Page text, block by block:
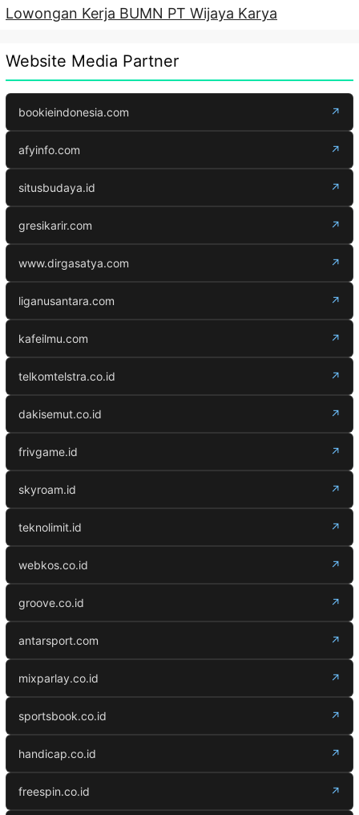
Lowongan Kerja BUMN PT Wijaya Karya
Website Media Partner
bookieindonesia.com ↗
afyinfo.com ↗
situsbudaya.id ↗
gresikarir.com ↗
www.dirgasatya.com ↗
liganusantara.com ↗
kafeilmu.com ↗
telkomtelstra.co.id ↗
dakisemut.co.id ↗
frivgame.id ↗
skyroam.id ↗
teknolimit.id ↗
webkos.co.id ↗
groove.co.id ↗
antarsport.com ↗
mixparlay.co.id ↗
sportsbook.co.id ↗
handicap.co.id ↗
freespin.co.id ↗